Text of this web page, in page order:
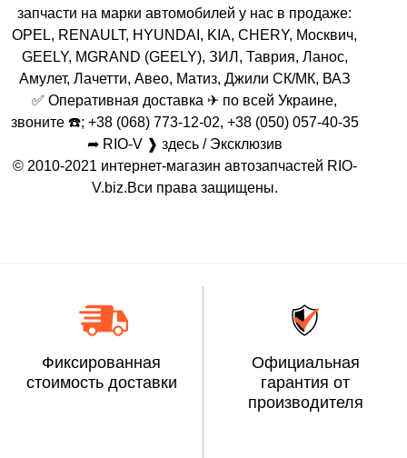
запчасти на марки автомобилей у нас в продаже:
OPEL, RENAULT, HYUNDAI, KIA, CHERY, Москвич,
GEELY, MGRAND (GEELY), ЗИЛ, Таврия, Ланос,
Амулет, Лачетти, Авео, Матиз, Джили СК/МК, ВАЗ
✅ Оперативная доставка ✈ по всей Украине,
звоните ☎️; +38 (068) 773-12-02, +38 (050) 057-40-35
➦ RIO-V ❱ здесь / Эксклюзив
© 2010-2021 интернет-магазин автозапчастей RIO-
V.biz.Вси права защищены.
Фиксированная
стоимость доставки
Официальная
гарантия от
производителя